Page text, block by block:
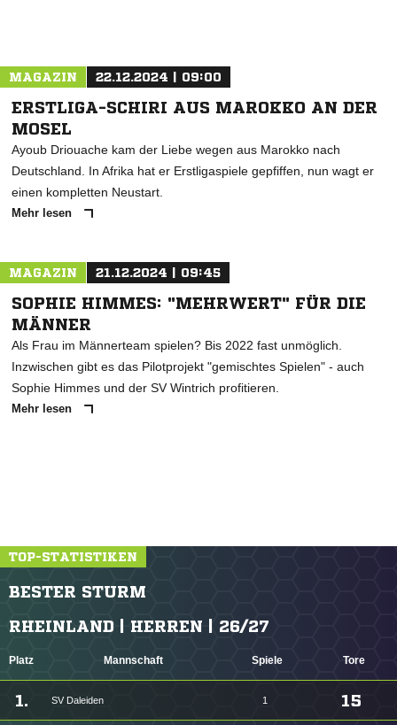
MAGAZIN 22.12.2024 | 09:00
ERSTLIGA-SCHIRI AUS MAROKKO AN DER
MOSEL
Ayoub Driouache kam der Liebe wegen aus Marokko nach
Deutschland. In Afrika hat er Erstligaspiele gepfiffen, nun wagt er
einen kompletten Neustart.
Mehr lesen
MAGAZIN 21.12.2024 | 09:45
SOPHIE HIMMES: "MEHRWERT" FÜR DIE
MÄNNER
Als Frau im Männerteam spielen? Bis 2022 fast unmöglich.
Inzwischen gibt es das Pilotprojekt "gemischtes Spielen" - auch
Sophie Himmes und der SV Wintrich profitieren.
Mehr lesen
TOP-STATISTIKEN
BESTER STURM
RHEINLAND | HERREN | 26/27
Platz Mannschaft Spiele Tore
1. SV Daleiden 1 15